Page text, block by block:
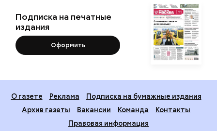
Подписка на печатные
издания
Оформить
О газете Реклама
Подписка на бумажные издания
Архив газеты
Вакансии Команда
Контакты
Правовая информация